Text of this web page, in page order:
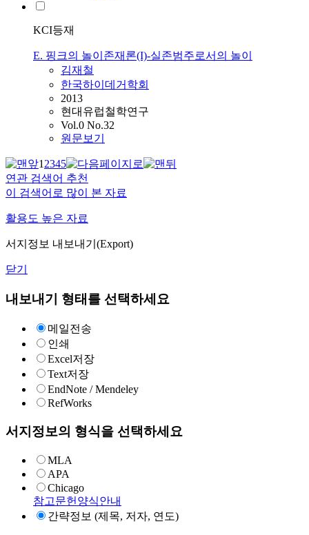
KCI등재
E. 핑크의 놀이존재론(I)-실존범주로서의 놀이
김재철
한국하이데거학회
2013
현대유럽철학연구
Vol.0 No.32
원문보기
12345
연관 검색어 추천
이 검색어로 많이 본 자료
활용도 높은 자료
서지정보 내보내기(Export)
닫기
내보내기 형태를 선택하세요
메일전송
인쇄
Excel저장
Text저장
EndNote / Mendeley
RefWorks
서지정보의 형식을 선택하세요
MLA
APA
Chicago
참고문헌양식안내
간략정보 (제목, 저자, 연도)